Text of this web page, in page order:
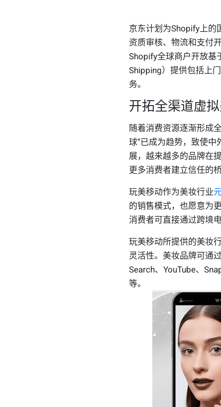
京东计划为Shopify上的
资质审核、物流和支付
Shopify全球商户开放基
Shipping）提供包括上
务。
开拓全渠道虚
随着消费资源逐渐形成
球”已成为趋势，致使
展，越来越多的品牌在
更多消费者建立信任的桥
玩美移动作为美妆行业
的销售模式， 也愿意为
消费者可直接通过跨境电
玩美移动所提供的美妆
灵活性。美妆品牌可通
Search、YouTube、
等。